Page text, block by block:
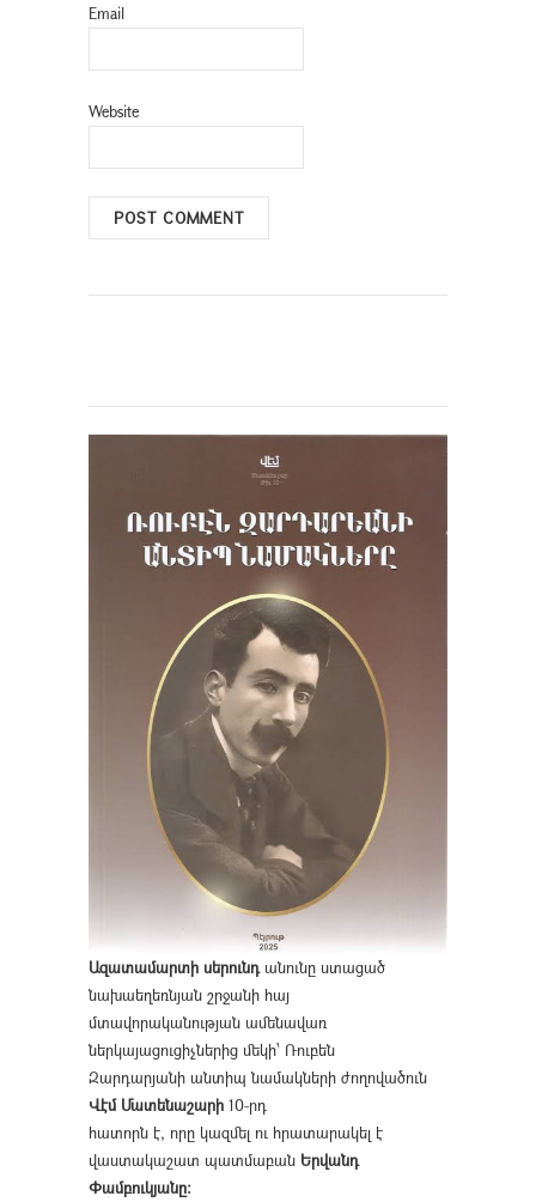
Email
Website
Ազատամարտի սերունդանունը ստացած
նախաեղեռնյան շրջանի հայ
մտավորականության ամենավառ
ներկայացուցիչներից մեկի՝ Ռուբեն
Զարդարյանի անտիպ նամակների ժողովածուն
Վէմ Մատենաշարի 10-րդ
հատորն է, որը կազմել ու հրատարակել է
վաստակաշատ պատմաբան Երվանդ
Փամբուկյանը։